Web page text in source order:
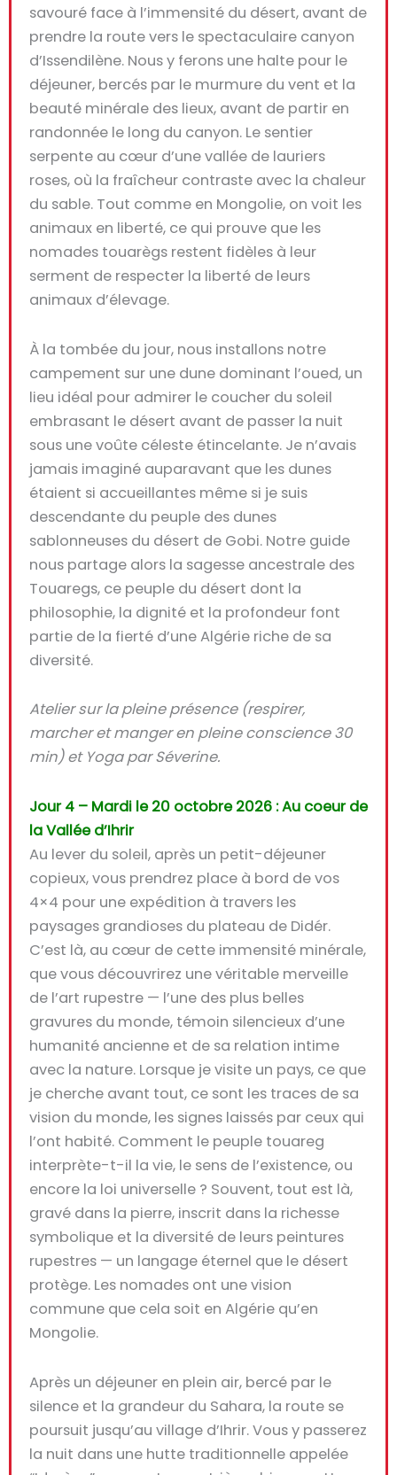
savouré face à l’immensité du désert, avant de
prendre la route vers le spectaculaire canyon
d’Issendilène. Nous y ferons une halte pour le
déjeuner, bercés par le murmure du vent et la
beauté minérale des lieux, avant de partir en
randonnée le long du canyon. Le sentier
serpente au cœur d’unevallée de lauriers
roses, où la fraîcheur contraste avec la chaleur
du sable. Tout comme en Mongolie, on voit les
animaux en liberté, ce qui prouve que les
nomades touarègs restent fidèles à leur
serment de respecter la liberté de leurs
animaux d’élevage.
À la tombée du jour, nous installons notre
campement sur une dune dominant l’oued, un
lieu idéal pour admirer le coucher du soleil
embrasant le désert avant de passer la nuit
sous unevoûte céleste étincelante. Je n’avais
jamais imaginé auparavant que les dunes
étaient si accueillantes même si je suis
descendante du peuple des dunes
sablonneuses du désert de Gobi. Notre guide
nous partage alors la sagesse ancestrale des
Touaregs, ce peuple du désert dont la
philosophie, la dignité et la profondeur font
partie de la fierté d’une Algérie riche de sa
diversité.
Atelier sur la pleine présence (respirer,
marcher et manger en pleine conscience 30
min) et Yoga par Séverine.
Jour 4 – Mardi le 20 octobre 2026 : Au coeur de
la Vallée d’Ihrir
Au lever du soleil, après un petit-déjeuner
copieux, vous prendrez place à bord de vos
4×4 pour une expédition à travers les
paysages grandioses du plateau de Didér.
C’est là, au cœur de cette immensité minérale,
que vous découvrirez une véritable merveille
de l’art rupestre — l’une des plus belles
gravures du monde, témoin silencieux d’une
humanité ancienne et de sa relation intime
avec la nature. Lorsque je visite un pays, ce que
je cherche avant tout, ce sont les traces de sa
vision du monde, les signes laissés par ceux qui
l’ont habité. Comment le peuple touareg
interprète-t-il la vie, le sens de l’existence, ou
encore la loi universelle ? Souvent, tout est là,
gravé dans la pierre, inscrit dans la richesse
symbolique et la diversité de leurs peintures
rupestres — un langage éternel que le désert
protège. Les nomades ont une vision
commune que cela soit en Algérie qu’en
Mongolie.
Après un déjeuner en plein air, bercé par le
silence et la grandeur du Sahara, la route se
poursuit jusqu’au village d’Ihrir.Vous y passerez
la nuit dans une hutte traditionnelle appelée